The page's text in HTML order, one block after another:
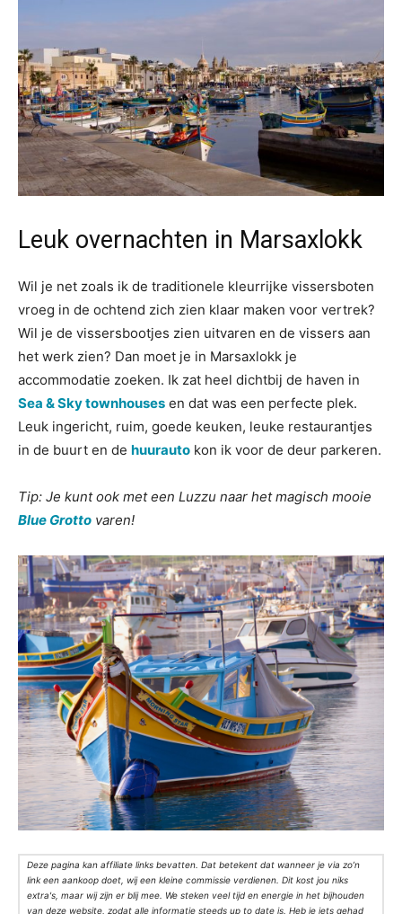
Leuk overnachten in Marsaxlokk
Wil je net zoals ik de traditionele kleurrijke vissersboten
vroeg in de ochtend zich zien klaar maken voor vertrek?
Wil je de vissersbootjes zien uitvaren en de vissers aan
het werk zien? Dan moet je in Marsaxlokk je
accommodatie zoeken. Ik zat heel dichtbij de haven in
Sea & Sky townhouses en dat was een perfecte plek.
Leuk ingericht, ruim, goede keuken, leuke restaurantjes
in de buurt en de huurauto kon ik voor de deur parkeren.
Tip: Je kunt ook met een Luzzu naar het magisch mooie
Blue Grotto varen!
Deze pagina kan affiliate links bevatten. Dat betekent dat wanneer je via zo’n
link een aankoop doet, wij een kleine commissie verdienen. Dit kost jou niks
extra's, maar wij zijn er blij mee. We steken veel tijd en energie in het bijhouden
van deze website, zodat alle informatie steeds up to date is. Heb je iets gehad